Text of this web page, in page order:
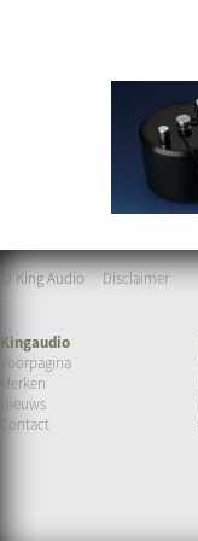
© King AudioDisclaimer
Kingaudio
Voorpagina
Merken
Nieuws
Contact